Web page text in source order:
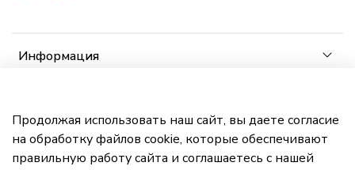
Информация
Кабинет
Продолжая использовать наш сайт, вы даете согласие
на обработку файлов cookie, которые обеспечивают
правильную работу сайта и соглашаетесь с нашей